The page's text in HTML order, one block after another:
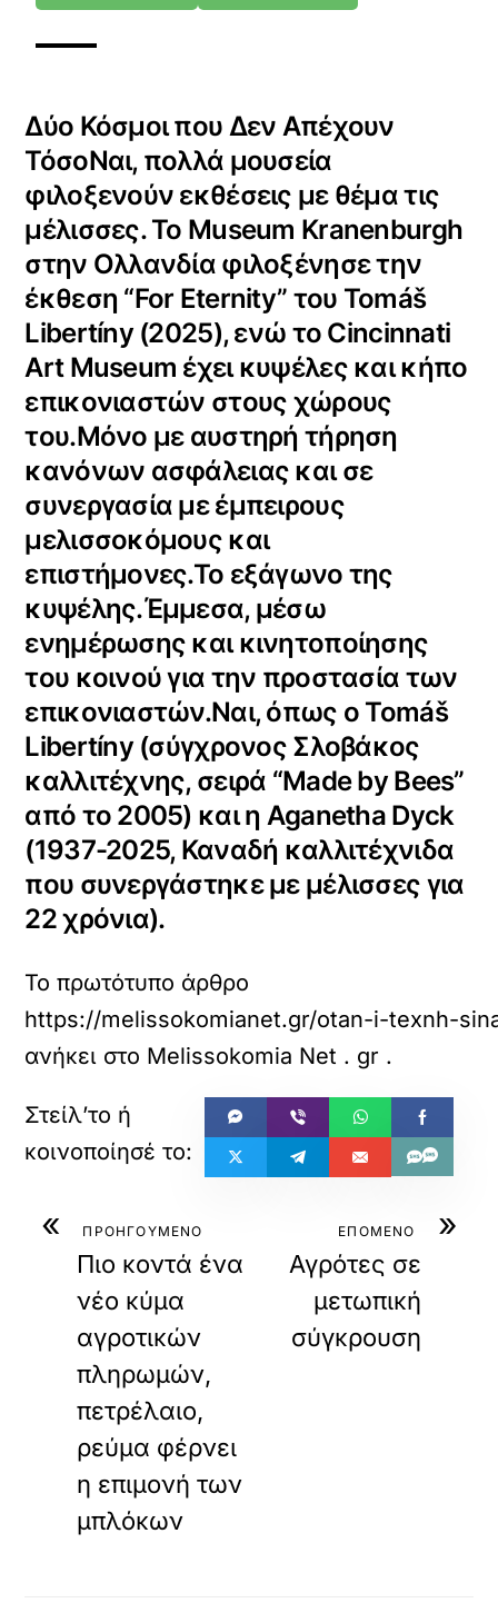
Δύο Κόσμοι που Δεν Απέχουν
ΤόσοΝαι, πολλά μουσεία
φιλοξενούν εκθέσεις με θέμα τις
μέλισσες. Το Museum Kranenburgh
στην Ολλανδία φιλοξένησε την
έκθεση “For Eternity” του Tomáš
Libertíny (2025), ενώ το Cincinnati
Art Museum έχει κυψέλες και κήπο
επικονιαστών στους χώρους
του.Μόνο με αυστηρή τήρηση
κανόνων ασφάλειας και σε
συνεργασία με έμπειρους
μελισσοκόμους και
επιστήμονες.Το εξάγωνο της
κυψέλης.Έμμεσα, μέσω
ενημέρωσης και κινητοποίησης
του κοινού για την προστασία των
επικονιαστών.Ναι, όπως ο Tomáš
Libertíny (σύγχρονος Σλοβάκος
καλλιτέχνης, σειρά “Made by Bees”
από το 2005) και η Aganetha Dyck
(1937-2025, Καναδή καλλιτέχνιδα
που συνεργάστηκε με μέλισσες για
22 χρόνια).
Το πρωτότυπο άρθρο
https://melissokomianet.gr/otan-i-texnh-
ανήκει στο Melissokomia Net . gr .
« ΠΡΟΗΓΟΥΜΕΝΟ
Πιο κοντά ένα
νέο κύμα
αγροτικών
πληρωμών,
πετρέλαιο,
ρεύμα φέρνει
η επιμονή των
μπλόκων
»
ΕΠΟΜΕΝΟ
Αγρότες σε
μετωπική
σύγκρουση